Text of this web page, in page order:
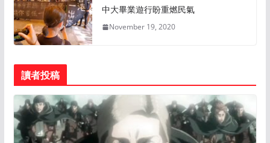
中大畢業遊行盼重燃民氣
November 19, 2020
讀者投稿